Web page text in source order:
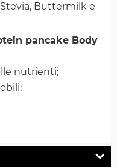
Buttermilk e
pancake Body
nutrienti;